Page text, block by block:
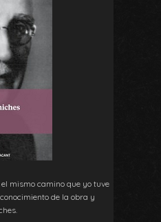
mismo camino que yo tuve
de la obra y